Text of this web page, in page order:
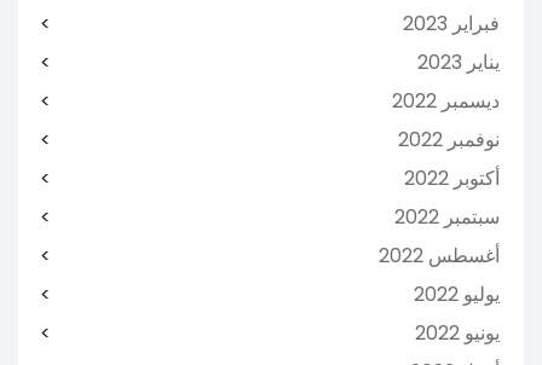
فبراير 2023
يناير 2023
ديسمبر 2022
نوفمبر 2022
أكتوبر 2022
سبتمبر 2022
أغسطس 2022
يوليو 2022
يونيو 2022